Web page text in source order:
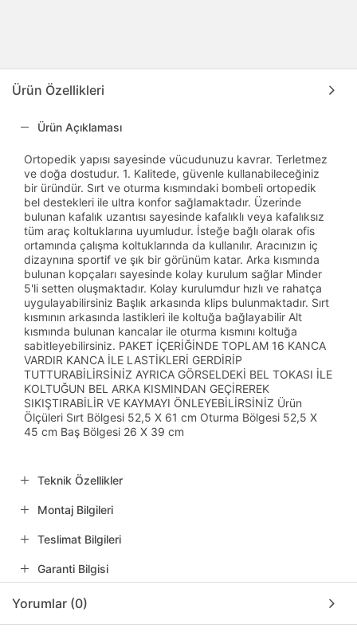
Ürün Özellikleri
Ürün Açıklaması
Ortopedik yapısı sayesinde vücudunuzu kavrar. Terletmez
ve doğa dostudur. 1. Kalitede, güvenle kullanabileceğiniz
bir üründür. Sırt ve oturma kısmındaki bombeli ortopedik
bel destekleri ile ultra konfor sağlamaktadır. Üzerinde
bulunan kafalık uzantısı sayesinde kafalıklı veya kafalıksız
tüm araç koltuklarına uyumludur. İsteğe bağlı olarak ofis
ortamında çalışma koltuklarında da kullanılır. Aracınızın iç
dizaynına sportif ve şık bir görünüm katar. Arka kısmında
bulunan kopçaları sayesinde kolay kurulum sağlar Minder
5'li setten oluşmaktadır. Kolay kurulumdur hızlı ve rahatça
uygulayabilirsiniz Başlık arkasında klips bulunmaktadır. Sırt
kısmının arkasında lastikleri ile koltuğa bağlayabilir Alt
kısmında bulunan kancalar ile oturma kısmını koltuğa
sabitleyebilirsiniz. PAKET İÇERİĞİNDE TOPLAM 16 KANCA
VARDIR KANCA İLE LASTİKLERİ GERDİRİP
TUTTURABİLİRSİNİZ AYRICA GÖRSELDEKİ BEL TOKASI İLE
KOLTUĞUN BEL ARKA KISMINDAN GEÇİREREK
SIKIŞTIRABİLİR VE KAYMAYI ÖNLEYEBİLİRSİNİZ Ürün
Ölçüleri Sırt Bölgesi 52,5 X 61 cm Oturma Bölgesi 52,5 X
45 cm Baş Bölgesi 26 X 39 cm
Teknik Özellikler
Montaj Bilgileri
Teslimat Bilgileri
Garanti Bilgisi
Yorumlar (0)